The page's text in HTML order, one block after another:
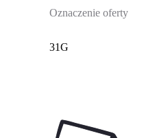
Oznaczenie oferty
31G